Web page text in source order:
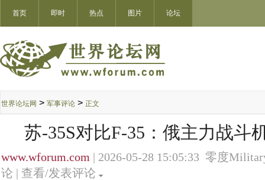
首页 即时 热点 图片 论坛
世界论坛网 > 军事评论 > 正文
苏-35S对比F-35：俄主力战斗
www.wforum.com | 2026-05-28 15:05:33 零度
论 | 查看/发表评论